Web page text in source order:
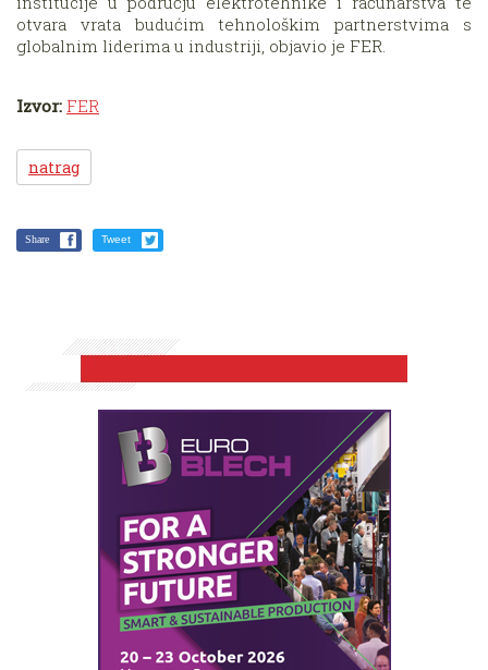
otvara vrata budućim tehnološkim partnerstvima s
globalnim liderima u industriji, objavio je FER.
Izvor: FER
natrag
Share Tweet